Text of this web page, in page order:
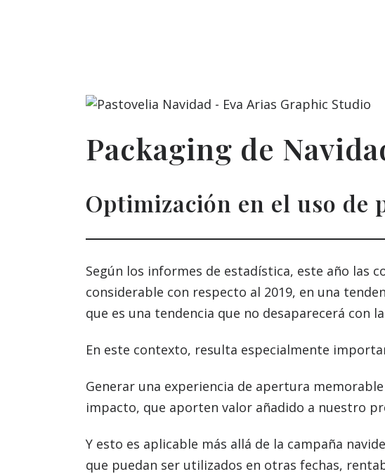
Packaging de
Optimización en el uso de
Según los informes de estadística, este año las
considerable con respecto al 2019, en una
que es una tendencia que no desaparecerá con
En este contexto, resulta especialmente
Generar una experiencia de apertura
impacto, que aporten valor añadido a nuestro
Y esto es aplicable más allá de la campaña
que puedan ser utilizados en otras fechas,